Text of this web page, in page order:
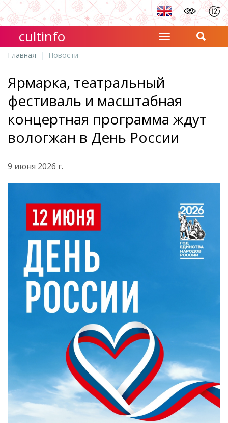
cultinfo
Главная Новости
Ярмарка, театральный
фестиваль и масштабная
концертная программа ждут
вологжан в День России
9 июня 2026 г.